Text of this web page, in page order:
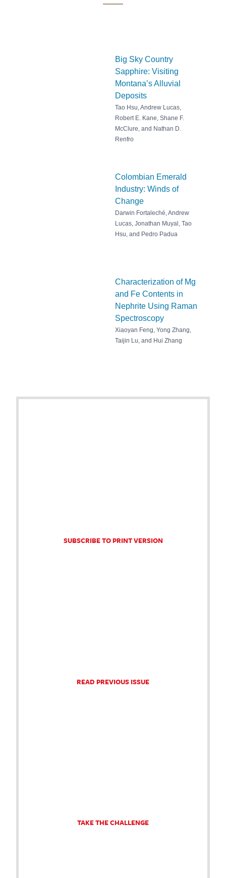
Big Sky Country
Sapphire: Visiting
Montana’s Alluvial
Deposits
Tao Hsu, Andrew Lucas,
Robert E. Kane, Shane F.
McClure, and Nathan D.
Renfro
Colombian Emerald
Industry: Winds of
Change
Darwin Fortaleché, Andrew
Lucas, Jonathan Muyal, Tao
Hsu, and Pedro Padua
Characterization of Mg
and Fe Contents in
Nephrite Using Raman
Spectroscopy
Xiaoyan Feng, Yong Zhang,
Taijin Lu, and Hui Zhang
SUBSCRIBE TO PRINT VERSION
READ PREVIOUS ISSUE
TAKE THE CHALLENGE